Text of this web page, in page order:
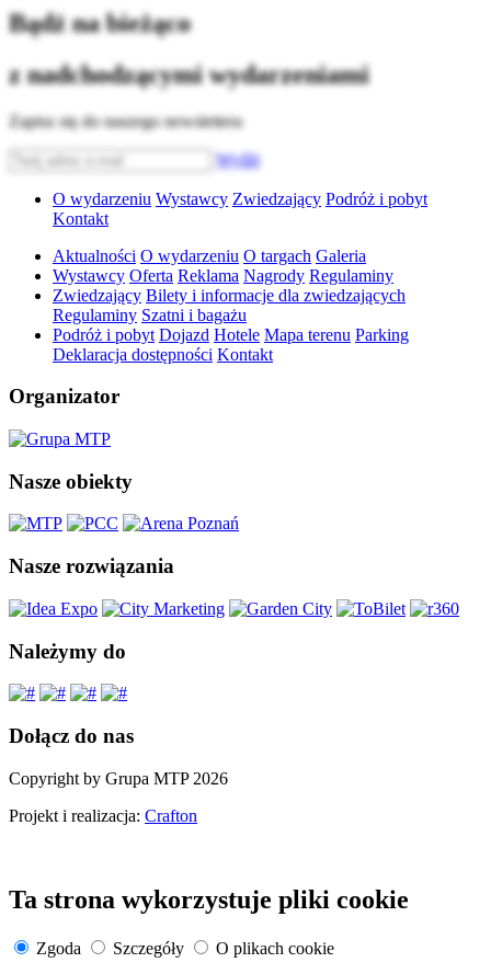
Bądź na bieżąco
z nadchodzącymi wydarzeniami
Zapisz się do naszego newslettera
Wyślij
O wydarzeniu Wystawcy Zwiedzający Podróż i pobyt
Kontakt
Aktualności O wydarzeniu O targach Galeria
Wystawcy Oferta Reklama Nagrody Regulaminy
Zwiedzający Bilety i informacje dla zwiedzających
Regulaminy Szatni i bagażu
Podróż i pobyt Dojazd Hotele Mapa terenu Parking
Deklaracja dostępności Kontakt
Organizator
Nasze obiekty
Nasze rozwiązania
Należymy do
Dołącz do nas
Copyright by Grupa MTP 2026
Projekt i realizacja: Crafton
Ta strona wykorzystuje pliki cookie
Zgoda Szczegóły
O plikach cookie